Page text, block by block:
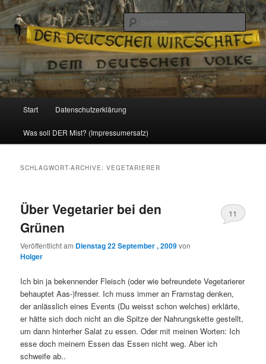
Reizzentrum
Politik, Wirtschaft, Soziales und Gesellschaft
Zum
Inhalt
Zum
sekundären
Start Datenschutzerklärung
Was soll DER Mist? (Impressumersatz)
SCHLAGWORT-ARCHIVE:VEGETARIERER
Über Vegetarier bei den
Grünen
Veröffentlicht am Dienstag 22 September , 2009von
Holger
11
Ich bin ja bekennender Fleisch (oder wie befreundete Vegetarierer
behauptet Aas-)fresser. Ich muss immer an Framstag denken,
der anlässlich eines Events (Du weisst schon welches) erklärte,
er hätte sich doch nicht an die Spitze der Nahrungskette gestellt,
um dann hinterher Salat zu essen. Oder mit meinen Worten: Ich
esse doch meinem Essen das Essen nicht weg. Aber ich
schweife ab..